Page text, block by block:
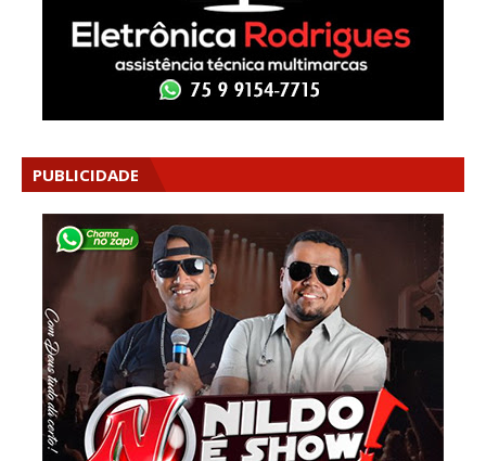
PUBLICIDADE